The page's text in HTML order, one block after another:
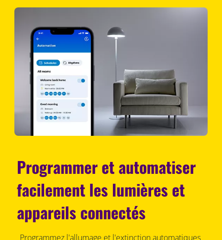
Programmer et automatiser
facilement les lumières et
appareils connectés
Programmez l'allumage et l'extinction automatiques